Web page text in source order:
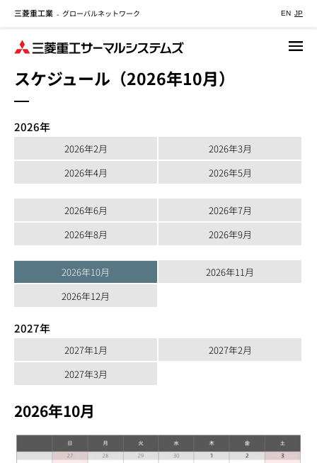
三菱重工業 - グローバルネットワーク EN JP
スケジュール（2026年10月）
2026年
2026年2月
2026年3月
2026年4月
2026年5月
2026年6月
2026年7月
2026年8月
2026年9月
2026年10月
2026年11月
2026年12月
2027年
2027年1月
2027年2月
2027年3月
2026年10月